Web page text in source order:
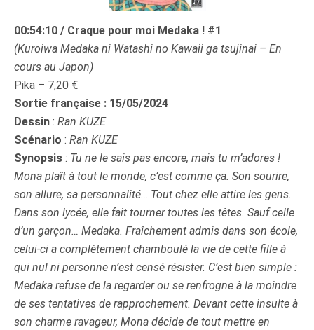
00:54:10 / Craque pour moi Medaka ! #1
(Kuroiwa Medaka ni Watashi no Kawaii ga tsujinai – En
cours au Japon)
Pika – 7,20 €
Sortie française : 15/05/2024
Dessin : Ran KUZE
Scénario : Ran KUZE
Synopsis : Tu ne le sais pas encore, mais tu m’adores !
Mona plaît à tout le monde, c’est comme ça. Son sourire,
son allure, sa personnalité… Tout chez elle attire les gens.
Dans son lycée, elle fait tourner toutes les têtes. Sauf celle
d’un garçon… Medaka. Fraîchement admis dans son école,
celui-ci a complètement chamboulé la vie de cette fille à
qui nul ni personne n’est censé résister. C’est bien simple :
Medaka refuse de la regarder ou se renfrogne à la moindre
de ses tentatives de rapprochement. Devant cette insulte à
son charme ravageur, Mona décide de tout mettre en